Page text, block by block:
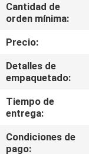
CONTROL
CALIDAD
CONTACTA
CON
NOSOTROS
Cantidad de
orden mínima:
Precio:
Detalles de
empaquetado:
Tiempo de
entrega:
Condiciones de
pago: